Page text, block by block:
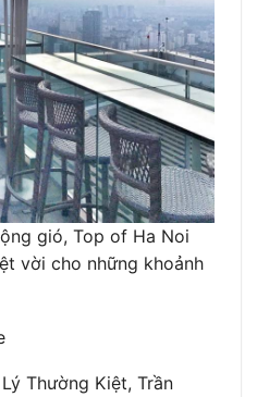
gió, Top of Ha Noi
vời cho những khoảnh
Thường Kiệt, Trần